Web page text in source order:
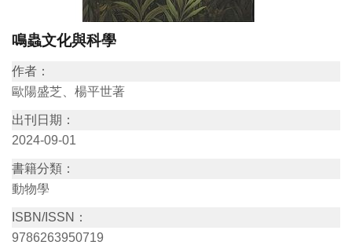
展
覽
資
訊
教
育
活
動
鳴蟲文化與科學
作者：
歐陽盛芝、楊平世著
出刊日期：
2024-09-01
書籍分類：
動物學
ISBN/ISSN：
9786263950719